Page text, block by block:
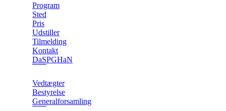
Program
Sted
Pris
Udstiller
Tilmelding
Kontakt
DaSPGHaN
Vedtægter
Bestyrelse
Generalforsamling